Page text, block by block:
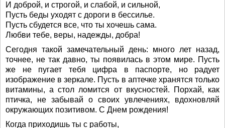
И доброй, и строгой, и слабой, и сильной,
Пусть беды уходят с дороги в бессилье.
Пусть сбудется все, что ты хочешь сама.
Любви тебе, веры, надежды, добра!
Сегодня такой замечательный день: много лет назад,
точнее, не так давно, ты появилась в этом мире. Пусть
же не пугает тебя цифра в паспорте, но радует
изображение в зеркале. Пусть в аптечке хранятся только
витамины, а стол ломится от вкусностей. Порхай, как
птичка, не забывай о своих увлечениях, вдохновляй
окружающих позитивом. С Днем рождения!
Когда приходишь ты с работы,